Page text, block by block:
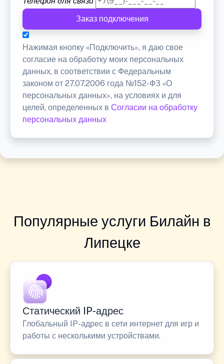
Заказ подключения
Нажимая кнопку «Подключить», я даю свое
согласие на обработку моих персональных
данных, в соответствии с Федеральным
законом от 27.07.2006 года №152-ФЗ «О
персональных данных», на условиях и для
целей, определенных в Согласии на обработку
персональных данных
Популярные услуги Билайн в
Липецке
Статический IP-адрес
Глобальный IP-адрес в сети интернет для игр и
работы с несколькими устройствами.